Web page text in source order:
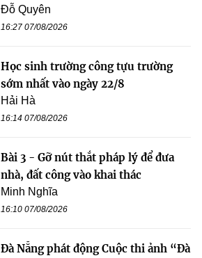
Đỗ Quyên
16:27 07/08/2026
Học sinh trường công tựu trường
sớm nhất vào ngày 22/8
Hải Hà
16:14 07/08/2026
Bài 3 - Gỡ nút thắt pháp lý để đưa
nhà, đất công vào khai thác
Minh Nghĩa
16:10 07/08/2026
Đà Nẵng phát động Cuộc thi ảnh “Đà